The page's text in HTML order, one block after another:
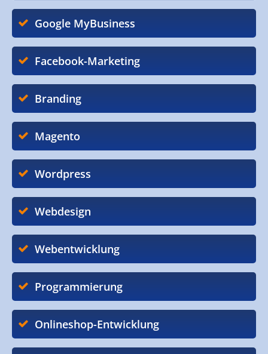
Google MyBusiness
Facebook-Marketing
Branding
Magento
Wordpress
Webdesign
Webentwicklung
Programmierung
Onlineshop-Entwicklung